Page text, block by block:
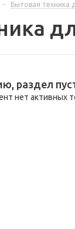
- Бытовая техника
раздел
нет активных